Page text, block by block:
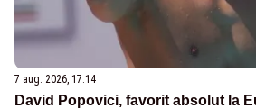
7 aug. 2026, 17:14
David Popovici, favorit absolut la